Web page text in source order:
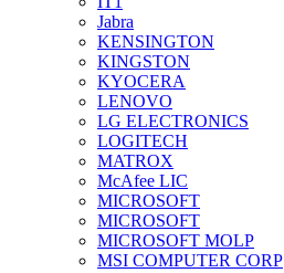
Jabra
KENSINGTON
KINGSTON
KYOCERA
LENOVO
LG ELECTRONICS
LOGITECH
MATROX
McAfee LIC
MICROSOFT
MICROSOFT
MICROSOFT MOLP
MSI COMPUTER CORP